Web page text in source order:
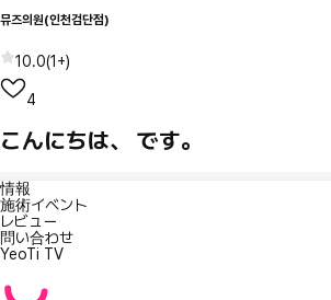
뮤즈의원(인천검단점)
10.0(1+)
4
こんにちは、 です。
情報
施術イベント
レビュー
問い合わせ
YeoTi TV